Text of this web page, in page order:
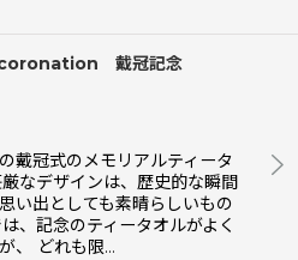
戴冠記念
戴冠式のメモリアルティータ
なデザインは、歴史的な瞬間
い出としても素晴らしいもの
、記念のティータオルがよく
、 どれも限…